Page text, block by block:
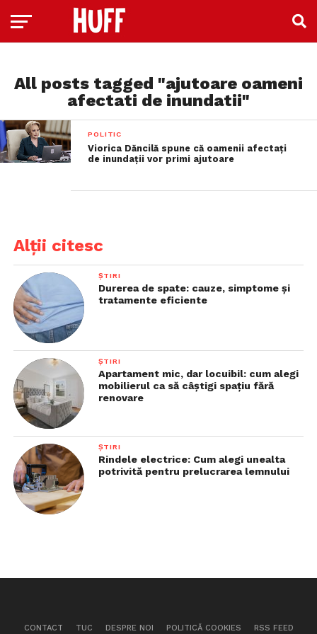
All posts tagged "ajutoare oameni
afectati de inundatii"
POLITIC
Viorica Dăncilă spune că oamenii afectați
de inundații vor primi ajutoare
Alții citesc
ȘTIRI
Durerea de spate: cauze, simptome și
tratamente eficiente
ȘTIRI
Apartament mic, dar locuibil: cum alegi
mobilierul ca să câștigi spațiu fără
renovare
ȘTIRI
Rindele electrice: Cum alegi unealta
potrivită pentru prelucrarea lemnului
CONTACT TUC DESPRE NOI POLITICĂ COOKIES RSS FEED